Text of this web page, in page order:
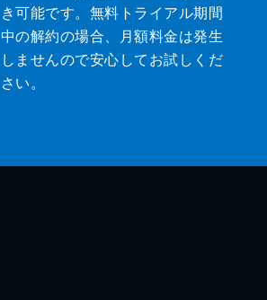
き可能です。無料トライアル期間
中の解約の場合、月額料金は発生
しませんので安心してお試しくだ
さい。